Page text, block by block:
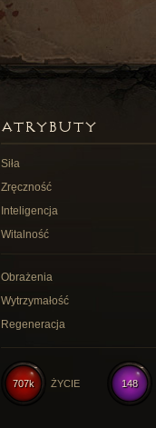
ATRYBUTY
Siła
Zręczność
Inteligencja
Witalność
Obrażenia
Wytrzymałość
Regeneracja
148
707k ŻYCIE